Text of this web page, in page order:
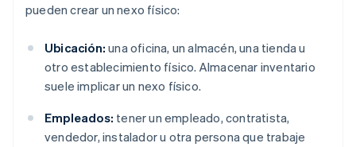
pueden crear un nexo físico:
Ubicación: una oficina, un almacén, una tienda u
otro establecimiento físico. Almacenar inventario
suele implicar un nexo físico.
Empleados: tener un empleado, contratista,
vendedor, instalador u otra persona que trabaje